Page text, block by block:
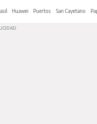
Huawei Puertos San Cayetano